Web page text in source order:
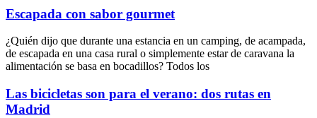
Escapada con sabor gourmet
¿Quién dijo que durante una estancia en un camping, de acampada,
de escapada en una casa rural o simplemente estar de caravana la
alimentación se basa en bocadillos? Todos los
Las bicicletas son para el verano: dos rutas en
Madrid